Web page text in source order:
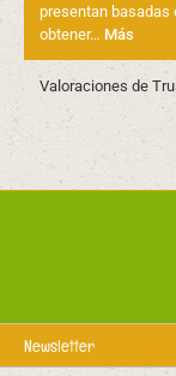
presentan basadas
obtener… Más
Valoraciones de
Newsletter